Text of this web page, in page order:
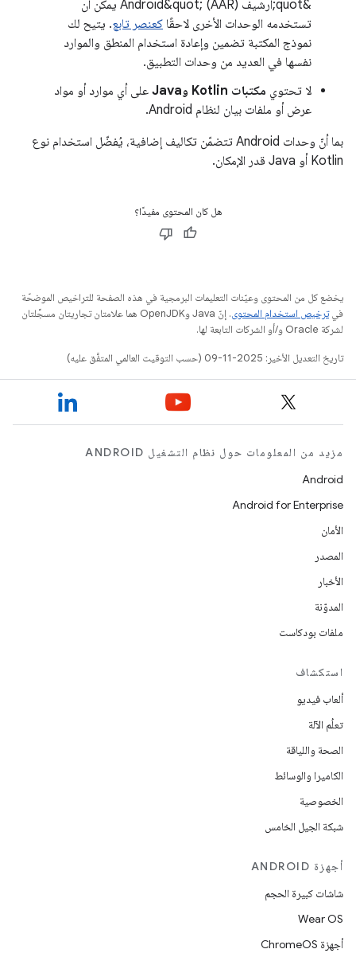
&quot;أرشيف Android&quot; (AAR) يمكن أن
تستخدمه الوحدات الأخرى لاحقًا كعنصر تابع. يتيح لك
نموذج المكتبة تضمين وإعادة استخدام المنطق والموارد
نفسها في العديد من وحدات التطبيق.
لا تحتوي مكتبات Kotlin وJava
على أي موارد أو مواد
عرض أو ملفات بيان لنظام Android.
بما أنّ وحدات Android تتضمّن تكاليف إضافية، يُفضّل استخدام نوع
Kotlin أو Java قدر الإمكان.
هل كان المحتوى مفيدًا؟
يخضع كل من المحتوى وعيّنات التعليمات البرمجية في هذه الصفحة للتراخيص الموضحّة
فيترخيص استخدام المحتوى
. إنّ Java وOpenJDK هما علامتان تجاريتان مسجَّلتان
لشركة Oracle و/أو الشركات التابعة لها.
تاريخ التعديل الأخير: 2025-11-09 (حسب التوقيت العالمي المتفَّق عليه)
مزيد من المعلومات حول نظام التشغيل ANDROID
Android
Android for Enterprise
الأمان
المصدر
الأخبار
المدوّنة
ملفات بودكاست
استكشاف
ألعاب فيديو
تعلُم الآلة
الصحة واللياقة
الكاميرا والوسائط
الخصوصية
شبكة الجيل الخامس
أجهزة ANDROID
شاشات كبيرة الحجم
Wear OS
أجهزة ChromeOS